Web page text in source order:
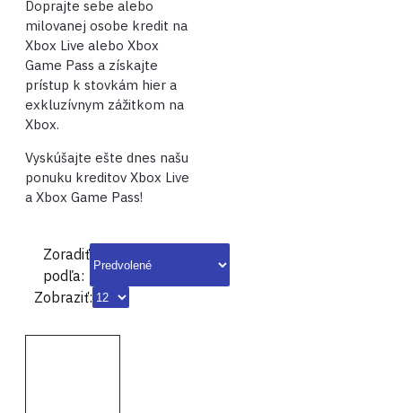
Doprajte sebe alebo
milovanej osobe kredit na
Xbox Live alebo Xbox
Game Pass a získajte
prístup k stovkám hier a
exkluzívnym zážitkom na
Xbox.
Vyskúšajte ešte dnes našu
ponuku kreditov Xbox Live
a Xbox Game Pass!
Zoradiť
podľa:
Zobraziť: